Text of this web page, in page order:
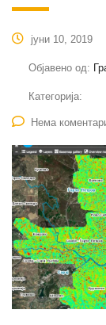
јуни 10, 2019
Објавено од:
Категорија:
Нема